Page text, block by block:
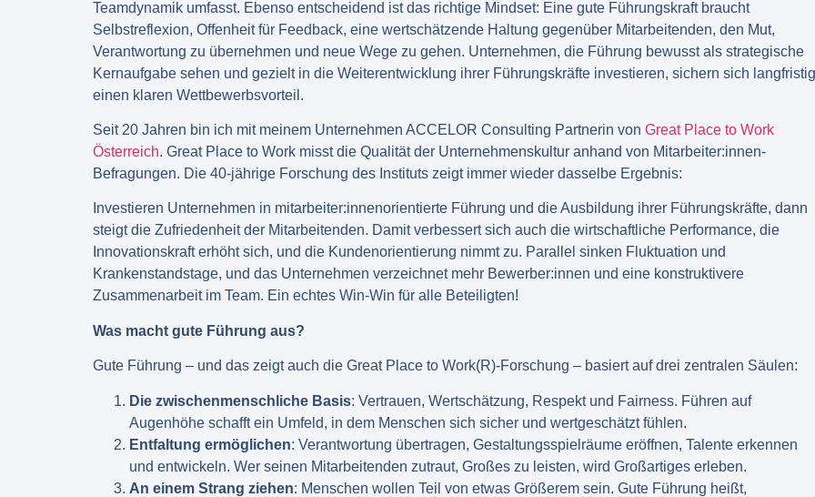
Teamdynamik umfasst. Ebenso entscheidend ist das richtige Mindset: Eine gute Führungskraft braucht
Selbstreflexion, Offenheit für Feedback, eine wertschätzende Haltung gegenüber Mitarbeitenden, den Mut,
Verantwortung zu übernehmen und neue Wege zu gehen. Unternehmen, die Führung bewusst als strategische
Kernaufgabe sehen und gezielt in die Weiterentwicklung ihrer Führungskräfte investieren, sichern sich langfristig
einen klaren Wettbewerbsvorteil.
Seit 20 Jahren bin ich mit meinem Unternehmen ACCELOR Consulting Partnerin von Great Place to Work
Österreich. Great Place to Work misst die Qualität der Unternehmenskultur anhand von Mitarbeiter:innen-
Befragungen. Die 40-jährige Forschung des Instituts zeigt immer wieder dasselbe Ergebnis:
Investieren Unternehmen in mitarbeiter:innenorientierte Führung und die Ausbildung ihrer Führungskräfte, dann
steigt die Zufriedenheit der Mitarbeitenden. Damit verbessert sich auch die wirtschaftliche Performance, die
Innovationskraft erhöht sich, und die Kundenorientierung nimmt zu. Parallel sinken Fluktuation und
Krankenstandstage, und das Unternehmen verzeichnet mehr Bewerber:innen und eine konstruktivere
Zusammenarbeit im Team. Ein echtes Win-Win für alle Beteiligten!
Was macht gute Führung aus?
Gute Führung – und das zeigt auch die Great Place to Work(R)-Forschung – basiert auf drei zentralen Säulen:
Die zwischenmenschliche Basis: Vertrauen, Wertschätzung, Respekt und Fairness. Führen auf
Augenhöhe schafft ein Umfeld, in dem Menschen sich sicher und wertgeschätzt fühlen.
Entfaltung ermöglichen: Verantwortung übertragen, Gestaltungsspielräume eröffnen, Talente erkennen
und entwickeln. Wer seinen Mitarbeitenden zutraut, Großes zu leisten, wird Großartiges erleben.
An einem Strang ziehen: Menschen wollen Teil von etwas Größerem sein. Gute Führung heißt,